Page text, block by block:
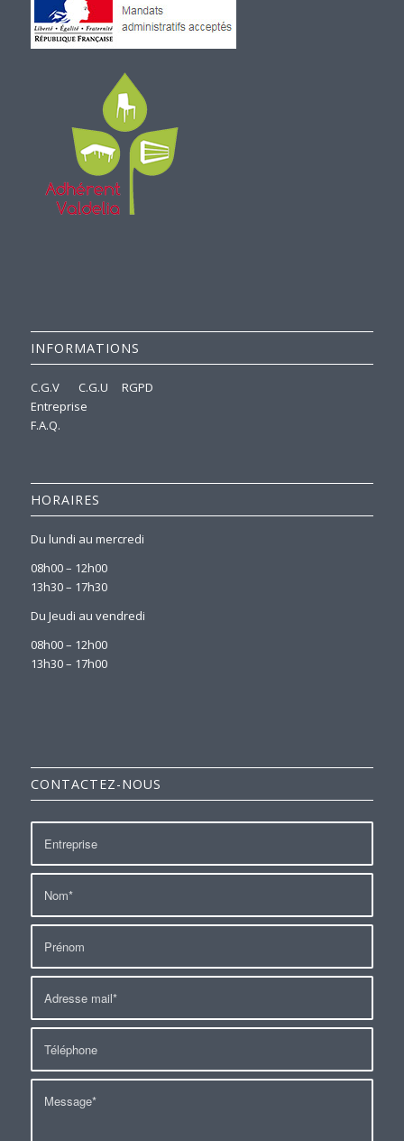
INFORMATIONS
C.G.V C.G.U
RGPD
Entreprise
F.A.Q.
HORAIRES
Du lundi au mercredi
08h00 – 12h00
13h30 – 17h30
Du Jeudi au vendredi
08h00 – 12h00
13h30 – 17h00
CONTACTEZ-NOUS